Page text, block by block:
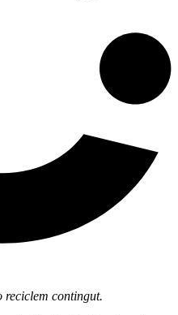
reciclem contingut.